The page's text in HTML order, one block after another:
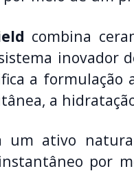
combina
inovador
a formulação
a
um ativo
por